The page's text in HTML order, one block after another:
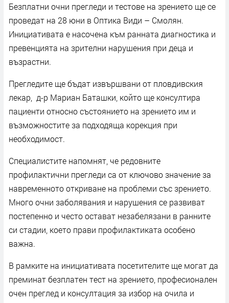
Безплатни очни прегледи и тестове на зрението ще се
проведат на 28 юни в Оптика Види – Смолян.
Инициативата е насочена към ранната диагностика и
превенцията на зрителни нарушения при деца и
възрастни.
Прегледите ще бъдат извършвани от пловдивския
лекар, д-р Мариан Баташки, който ще консултира
пациенти относно състоянието на зрението им и
възможностите за подходяща корекция при
необходимост.
Специалистите напомнят, че редовните
профилактични прегледи са от ключово значение за
навременното откриване на проблеми със зрението.
Много очни заболявания и нарушения се развиват
постепенно и често остават незабелязани в ранните
си стадии, което прави профилактиката особено
важна.
В рамките на инициативата посетителите ще могат да
преминат безплатен тест на зрението, професионален
очен преглед и консултация за избор на очила и